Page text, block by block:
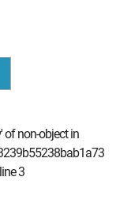
of non-object in
3